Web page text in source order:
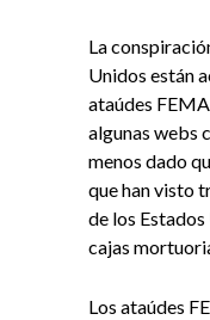
La
Unidos están
ataúdes
algunas webs
menos dado
que han visto
de los
cajas
Los ataúdes